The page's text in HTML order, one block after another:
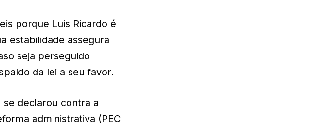
porque Luis Ricardo é
estabilidade assegura
seja perseguido
da lei a seu favor.
se declarou contra a
administrativa (PEC